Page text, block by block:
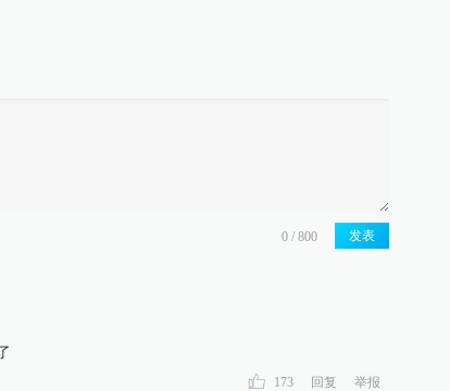
发表
173 回复 举报